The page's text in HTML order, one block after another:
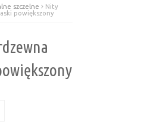
szczelne
Nity
powiększony